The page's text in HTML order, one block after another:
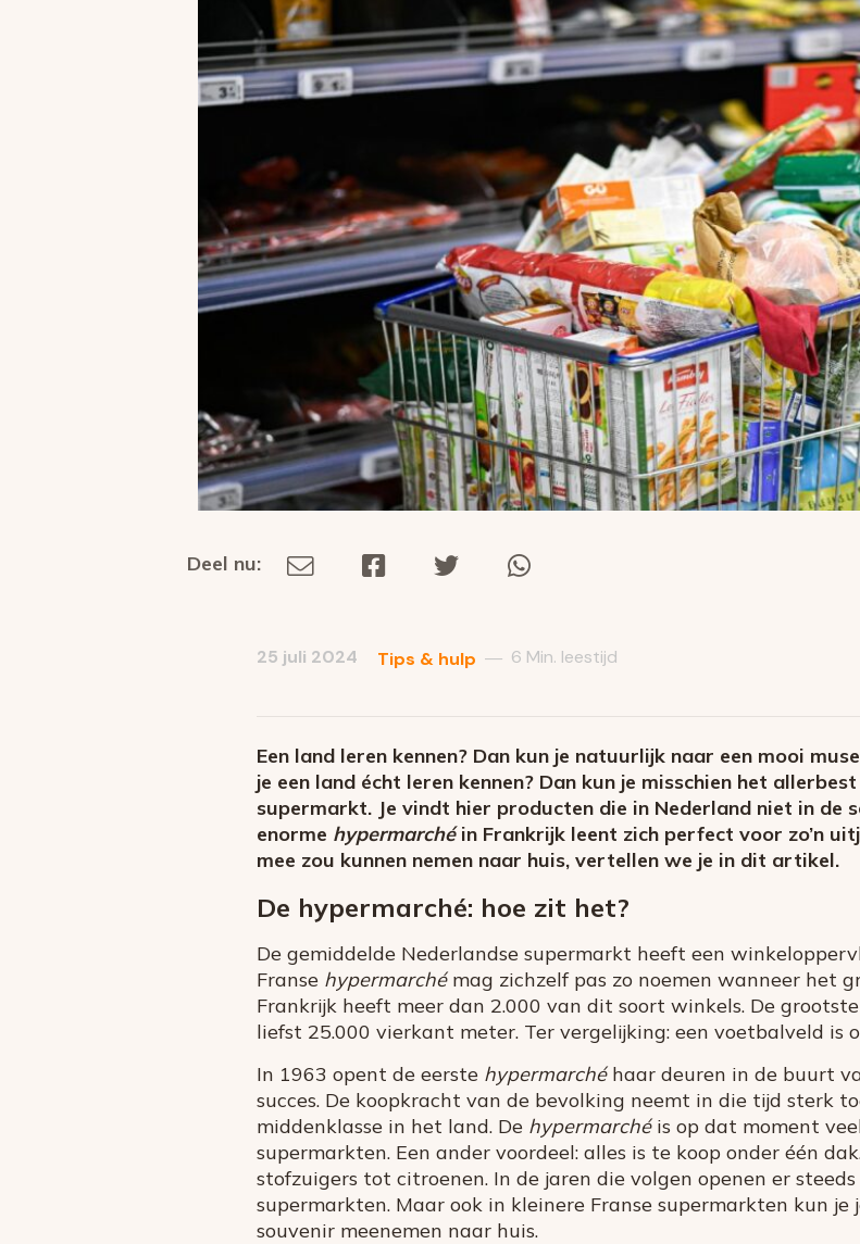
Deel
Deel nu:
mail
25 juli 2024 Tips & hulp — 6 Min. leestijd
Een land leren kennen? Dan kun je natuurlijk naar een mooi
je een land écht leren kennen? Dan kun je misschien het
supermarkt. Je vindt hier producten die in Nederland niet in de
enorme hypermarchéin Frankrijk leent zich perfect voor zo’n
mee zou kunnen nemen naar huis, vertellen we je in dit artikel.
De hypermarché: hoe zit het?
De gemiddelde Nederlandse supermarkt heeft een
Franse hypermarchémag zichzelf pas zo noemen wanneer het
Frankrijk heeft meer dan 2.000 van dit soort winkels. De
liefst 25.000 vierkant meter. Ter vergelijking: een voetbalveld is
In 1963 opent de eerste hypermarchéhaar deuren in de buurt
succes. De koopkracht van de bevolking neemt in die tijd sterk
middenklasse in het land. De hypermarchéis op dat moment
supermarkten. Een ander voordeel: alles is te koop onder één
stofzuigers tot citroenen. In de jaren die volgen openen er
supermarkten. Maar ook in kleinere Franse supermarkten kun je
souvenir meenemen naar huis.